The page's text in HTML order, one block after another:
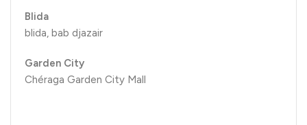
Blida
blida, bab djazair
Garden City
Chéraga Garden City Mall